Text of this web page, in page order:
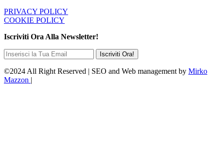
PRIVACY POLICY
COOKIE POLICY
Iscriviti Ora Alla Newsletter!
©2024 All Right Reserved | SEO and Web management by Mirko
Mazzon |